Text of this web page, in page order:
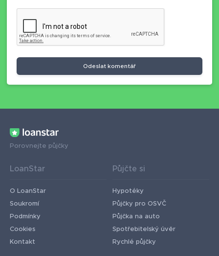
Odeslat komentář
Porovnejte půjčky
LoanStar
O LoanStar
Soukromí
Podmínky
Cookies
Kontakt
Půjčte si
Hypotéky
Půjčky pro OSVČ
Půjčka na auto
Spotřebitelský úvěr
Rychlé půjčky